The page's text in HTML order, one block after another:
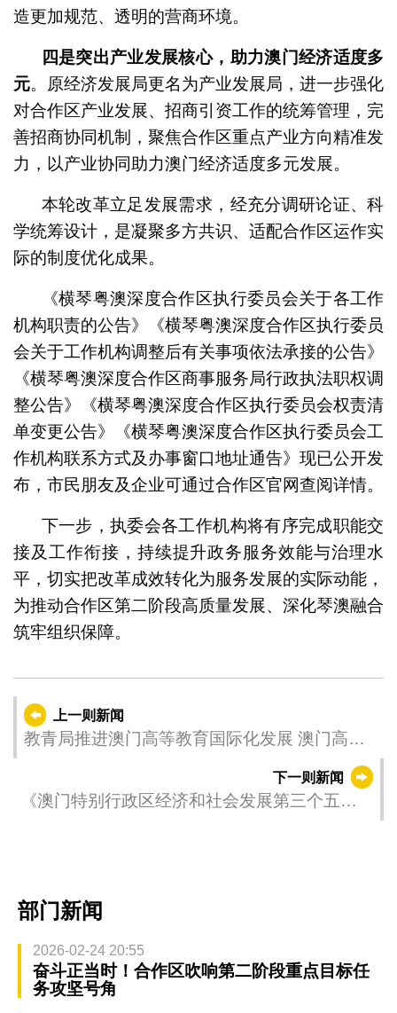
造更加规范、透明的营商环境。
四是突出产业发展核心，助力澳门经济适度多
元。原经济发展局更名为产业发展局，进一步强化
对合作区产业发展、招商引资工作的统筹管理，完
善招商协同机制，聚焦合作区重点产业方向精准发
力，以产业协同助力澳门经济适度多元发展。
本轮改革立足发展需求，经充分调研论证、科
学统筹设计，是凝聚多方共识、适配合作区运作实
际的制度优化成果。
《横琴粤澳深度合作区执行委员会关于各工作
机构职责的公告》《横琴粤澳深度合作区执行委员
会关于工作机构调整后有关事项依法承接的公告》
《横琴粤澳深度合作区商事服务局行政执法职权调
整公告》《横琴粤澳深度合作区执行委员会权责清
单变更公告》《横琴粤澳深度合作区执行委员会工
作机构联系方式及办事窗口地址通告》现已公开发
布，市民朋友及企业可通过合作区官网查阅详情。
下一步，执委会各工作机构将有序完成职能交
接及工作衔接，持续提升政务服务效能与治理水
平，切实把改革成效转化为服务发展的实际动能，
为推动合作区第二阶段高质量发展、深化琴澳融合
筑牢组织保障。
上一则新闻
教青局推进澳门高等教育国际化发展 澳门高校
下一则新闻
《澳门特别行政区经济和社会发展第三个五年
部门新闻
2026-02-24 20:55
奋斗正当时！合作区吹响第二阶段重点目标任
务攻坚号角